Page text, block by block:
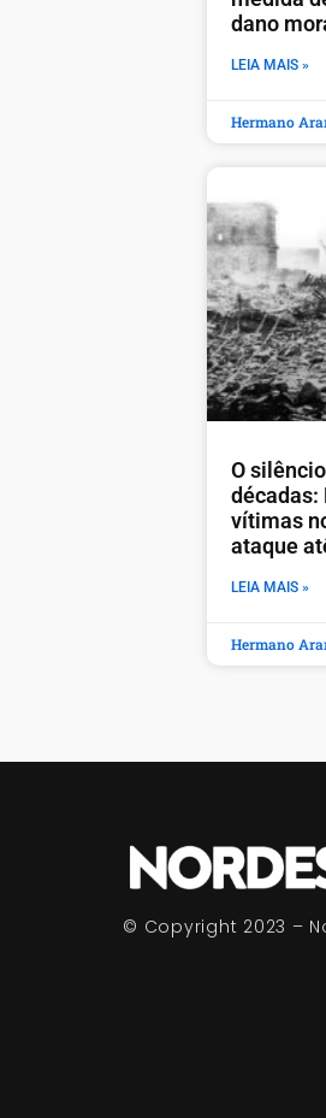
dano
LEIA MAIS »
Hermano
O
décadas:
vítimas
ataque
LEIA MAIS »
Hermano
© Copyright 2023 –